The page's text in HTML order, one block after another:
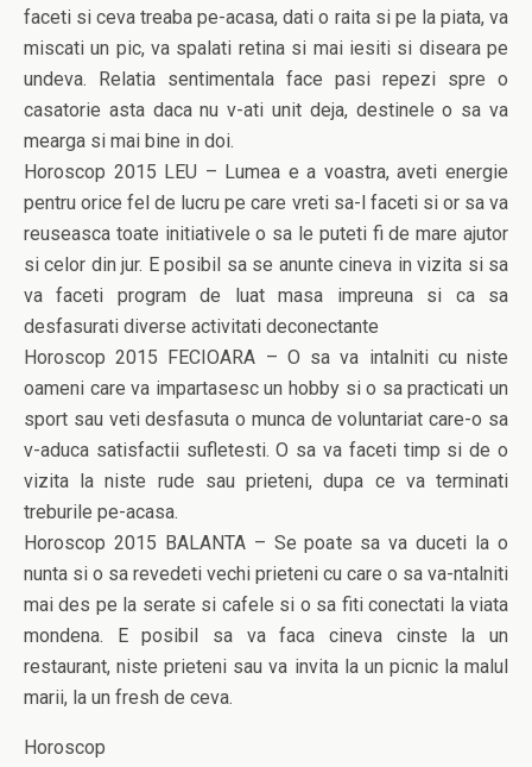
faceti si ceva treaba pe-acasa, dati o raita si pe la piata, va
miscati un pic, va spalati retina si mai iesiti si diseara pe
undeva. Relatia sentimentala face pasi repezi spre o
casatorie asta daca nu v-ati unit deja, destinele o sa va
mearga si mai bine in doi.
Horoscop 2015 LEU – Lumea e a voastra, aveti energie
pentru orice fel de lucru pe care vreti sa-l faceti si or sa va
reuseasca toate initiativele o sa le puteti fi de mare ajutor
si celor din jur. E posibil sa se anunte cineva in vizita si sa
va faceti program de luat masa impreuna si ca sa
desfasurati diverse activitati deconectante
Horoscop 2015 FECIOARA – O sa va intalniti cu niste
oameni care va impartasesc un hobby si o sa practicati un
sport sau veti desfasuta o munca de voluntariat care-o sa
v-aduca satisfactii sufletesti. O sa va faceti timp si de o
vizita la niste rude sau prieteni, dupa ce va terminati
treburile pe-acasa.
Horoscop 2015 BALANTA – Se poate sa va duceti la o
nunta si o sa revedeti vechi prieteni cu care o sa va-ntalniti
mai des pe la serate si cafele si o sa fiti conectati la viata
mondena. E posibil sa va faca cineva cinste la un
restaurant, niste prieteni sau va invita la un picnic la malul
marii, la un fresh de ceva.
Horoscop